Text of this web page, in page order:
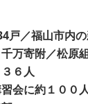
戸／福山市内
万寄附／松原
６人
会に約１００